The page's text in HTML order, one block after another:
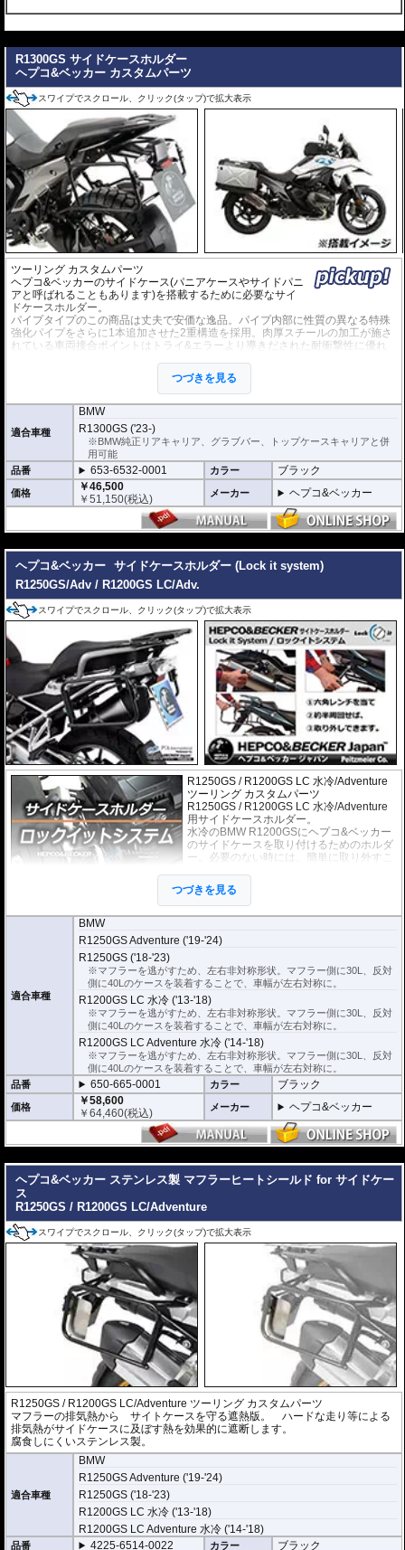
R1300GS サイドケースホルダー
ヘプコ&ベッカー カスタムパーツ
スワイプでスクロール、クリック(タップ)で拡大表示
ツーリング カスタムパーツ
ヘプコ&ベッカーのサイドケース(パニアケースやサイドパニ
アと呼ばれることもあります)を搭載するために必要なサイ
ドケースホルダー。
パイプタイプのこの商品は丈夫で安価な逸品。パイプ内部に性質の異なる特殊
強化パイプをさらに1本追加させた2重構造を採用。肉厚スチールの加工が施さ
れている車両接合ポイントはトライ&エラーより導きだされた耐衝撃性に優れ
ヘプコ&ベッカー製サイドケース (C-Bowタイプを除く)を取付できま
※こちらのサイドケースホルダーはLock it system機構は御座いません。
※ケースのラインナップはこちらからご確認ください
※サイドケースホルダー用アダプターはケースに付属しています。 詳細はこ
つづきを見る
適合車種
BMW
R1300GS ('23-)
※BMW純正リアキャリア、グラブバー、トップケースキャリアと併
用可能
品番
653-6532-0001 カラー ブラック
価格
￥46,500
￥51,150(税込) メーカー ヘプコ&ベッカー
ヘプコ&ベッカー
サイドケースホルダー (Lock it system)
R1250GS/Adv / R1200GS LC/Adv.
スワイプでスクロール、クリック(タップ)で拡大表示
R1250GS / R1200GS LC 水冷/Adventure
ツーリング カスタムパーツ
R1250GS / R1200GS LC 水冷/Adventure
用サイドケースホルダー。
水冷のBMW R1200GSにヘプコ&ベッカー
のサイドケースを取り付けるためのホルダ
ー。必要のない時には、簡単に取り外すこ
採用しています。
使わないときは簡単に取り外すことがで
き、車体を軽くできます。ツーリングや街
乗りに合わせて使いやすく便利だと好評です。
フレームはパイプ内部に性質の異なる特殊強化パイプをさらに1本追加させた2
重構造を採用。堅牢且つ利便性に優れた商品です。
※サイドケースホルダー用アダプターはケースに付属しています。 詳細はこ
つづきを見る
適合車種
BMW
R1250GS Adventure ('19-'24)
R1250GS ('18-'23)
※マフラーを逃がすため、左右非対称形状。マフラー側に30L、反対
側に40Lのケースを装着することで、車幅が左右対称に。
R1200GS LC 水冷 ('13-'18)
※マフラーを逃がすため、左右非対称形状。マフラー側に30L、反対
側に40Lのケースを装着することで、車幅が左右対称に。
R1200GS LC Adventure 水冷 ('14-'18)
※マフラーを逃がすため、左右非対称形状。マフラー側に30L、反対
側に40Lのケースを装着することで、車幅が左右対称に。
品番
650-665-0001 カラー ブラック
価格
￥58,600
￥64,460(税込) メーカー ヘプコ&ベッカー
ヘプコ&ベッカー ステンレス製 マフラーヒートシールド for サイドケー
ス
R1250GS / R1200GS LC/Adventure
スワイプでスクロール、クリック(タップ)で拡大表示
R1250GS / R1200GS LC/Adventure ツーリング カスタムパーツ
マフラーの排気熱から サイトケースを守る遮熱版。 ハードな走り等による
排気熱がサイドケースに及ぼす熱を効果的に遮断します。
腐食しにくいステンレス製。
適合車種
BMW
R1250GS Adventure ('19-'24)
R1250GS ('18-'23)
R1200GS LC 水冷 ('13-'18)
R1200GS LC Adventure 水冷 ('14-'18)
品番 4225-6514-0022 カラー ブラック